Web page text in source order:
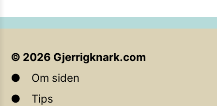
© 2026 Gjerrigknark.com
Om siden
Tips